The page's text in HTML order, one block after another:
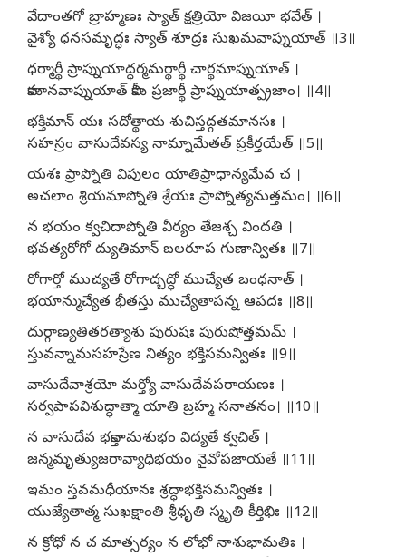
వేదాంతగో బ్రాహ్మణః స్యాత్ క్షత్రియో విజయీ భవేత్ ।
వైశ్యో ధనసమృద్ధః స్యాత్ శూద్రః సుఖమవాప్నుయాత్ ॥3॥
ధర్మార్థీ ప్రాప్నుయాద్ధర్మమర్థార్థీ చార్థమాప్నుయాత్ ।
కామానవాప్నుయాత్ కామీ ప్రజార్థీ ప్రాప్నుయాత్ప్రజాం। ॥4॥
భక్తిమాన్ యః సదోత్థాయ శుచిస్తద్గతమానసః ।
సహస్రం వాసుదేవస్య నామ్నామేతత్ ప్రకీర్తయేత్ ॥5॥
యశః ప్రాప్నోతి విపులం యాతిప్రాధాన్యమేవ చ ।
అచలాం శ్రియమాప్నోతి శ్రేయః ప్రాప్నోత్యనుత్తమం। ॥6॥
న భయం క్వచిదాప్నోతి వీర్యం తేజశ్చ విందతి ।
భవత్యరోగో ద్యుతిమాన్ బలరూప గుణాన్వితః ॥7॥
రోగార్తో ముచ్యతే రోగాద్బద్ధో ముచ్యేత బంధనాత్ ।
భయాన్ముచ్యేత భీతస్తు ముచ్యేతాపన్న ఆపదః ॥8॥
దుర్గాణ్యతితరత్యాశు పురుషః పురుషోత్తమమ్ ।
స్తువన్నామసహస్రేణ నిత్యం భక్తిసమన్వితః ॥9॥
వాసుదేవాశ్రయో మర్త్యో వాసుదేవపరాయణః ।
సర్వపాపవిశుద్ధాత్మా యాతి బ్రహ్మ సనాతనం। ॥10॥
న వాసుదేవ భక్తానామశుభం విద్యతే క్వచిత్ ।
జన్మమృత్యుజరావ్యాధిభయం నైవోపజాయతే ॥11॥
ఇమం స్తవమధీయానః శ్రద్ధాభక్తిసమన్వితః ।
యుజ్యేతాత్మ సుఖక్షాంతి శ్రీధృతి స్మృతి కీర్తిభిః ॥12॥
న క్రోధో న చ మాత్సర్యం న లోభో నాశుభామతిః ।